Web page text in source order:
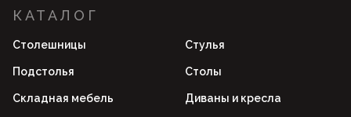
КАТАЛОГ
Столешницы Стулья
Подстолья Столы
Складная мебель Диваны и кресла